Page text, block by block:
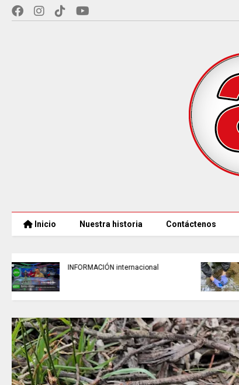
Inicio Nuestra historia Contáctenos
TRABAJO....................si hay //